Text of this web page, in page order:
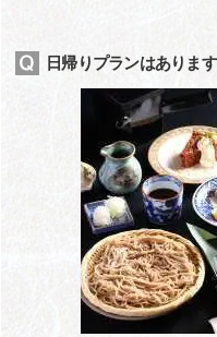
日帰りプランはありま